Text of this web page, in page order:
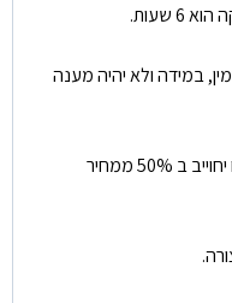
שעות.
במידה ולא יהיה מענה
כל ביטול הובלה לאחר שנקבעה, הלקוח יחוייב ב 50% ממחיר